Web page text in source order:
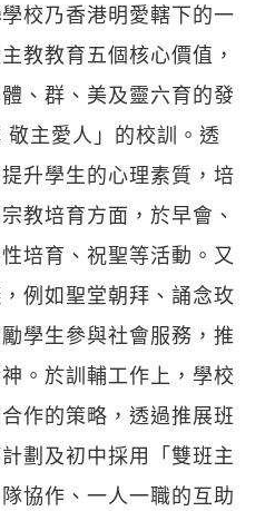
學校乃香港明愛轄下的一
教教育五個核心價值，
、群、美及靈六育的發
主愛人」的校訓。透
升學生的心理素質，培
教培育方面，於早會、
培育、祝聖等活動。又
例如聖堂朝拜、誦念玫
學生參與社會服務，推
。於訓輔工作上，學校
作的策略，透過推展班
劃及初中採用「雙班主
協作、一人一職的互助